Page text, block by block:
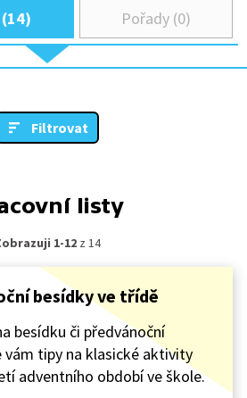
Pořady (0)
Filtrovat
listy
1-12z 14
besídky ve třídě
besídku či předvánoční
vám tipy na klasické aktivity
adventního období ve škole.